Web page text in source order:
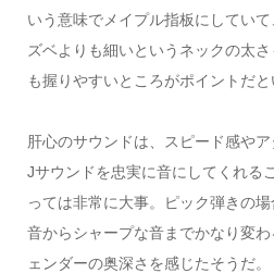
いう意味でメイプル指板にしてい
ズベよりも細いというネックの太
も握りやすいところがポイントだと
肝心のサウンドは、スピード感やア
Jサウンドを忠実に音にしてくれる
っては非常に大事。ピック弾きの
音からシャープな音までかなり変
ェンダーの奥深さを感じたそうだ。